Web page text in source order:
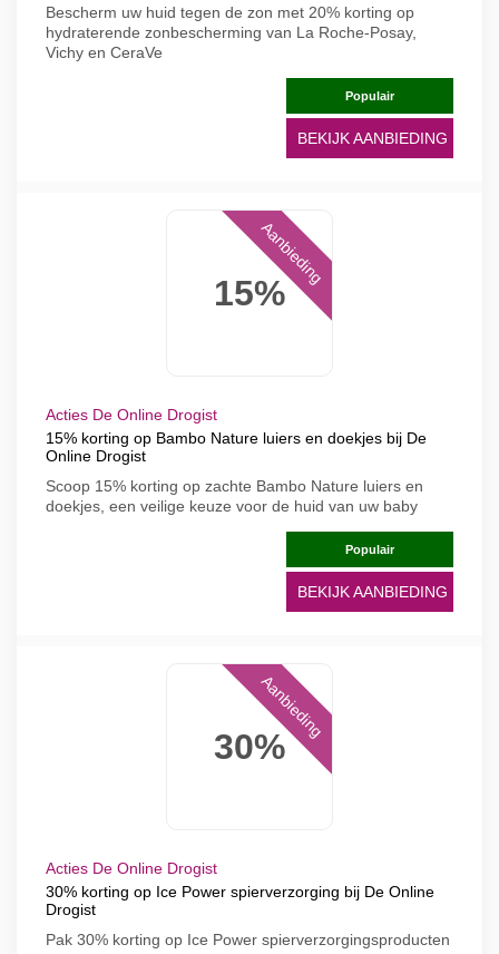
Bescherm uw huid tegen de zon met 20% korting op
hydraterende zonbescherming van La Roche-Posay,
Vichy en CeraVe
Populair
BEKIJK AANBIEDING
15%
Aanbieding
Acties De Online Drogist
15% korting op Bambo Nature luiers en doekjes bij De
Online Drogist
Scoop 15% korting op zachte Bambo Nature luiers en
doekjes, een veilige keuze voor de huid van uw baby
Populair
BEKIJK AANBIEDING
30%
Aanbieding
Acties De Online Drogist
30% korting op Ice Power spierverzorging bij De Online
Drogist
Pak 30% korting op Ice Power spierverzorgingsproducten